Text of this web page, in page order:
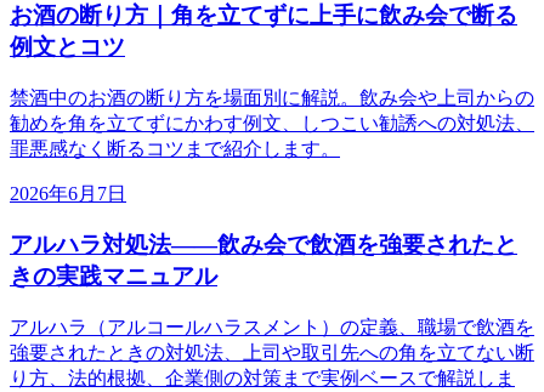
お酒の断り方｜角を立てずに上手に飲み会で断る
例文とコツ
禁酒中のお酒の断り方を場面別に解説。飲み会や上司からの
勧めを角を立てずにかわす例文、しつこい勧誘への対処法、
罪悪感なく断るコツまで紹介します。
2026年6月7日
アルハラ対処法——飲み会で飲酒を強要されたと
きの実践マニュアル
アルハラ（アルコールハラスメント）の定義、職場で飲酒を
強要されたときの対処法、上司や取引先への角を立てない断
り方、法的根拠、企業側の対策まで実例ベースで解説しま